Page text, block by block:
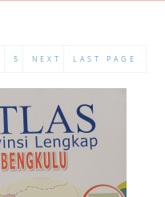
5 NEXT LAST PAGE